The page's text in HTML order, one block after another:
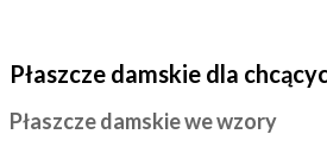
Płaszcze damskie dla
Płaszcze damskie we wzory